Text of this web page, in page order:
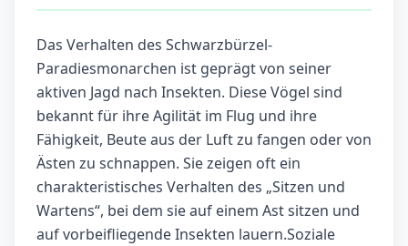
Das Verhalten des Schwarzbürzel-
Paradiesmonarchen ist geprägt von seiner
aktiven Jagd nach Insekten. Diese Vögel sind
bekannt für ihre Agilität im Flug und ihre
Fähigkeit, Beute aus der Luft zu fangen oder von
Ästen zu schnappen. Sie zeigen oft ein
charakteristisches Verhalten des „Sitzen und
Wartens“, bei dem sie auf einem Ast sitzen und
auf vorbeifliegende Insekten lauern.Soziale